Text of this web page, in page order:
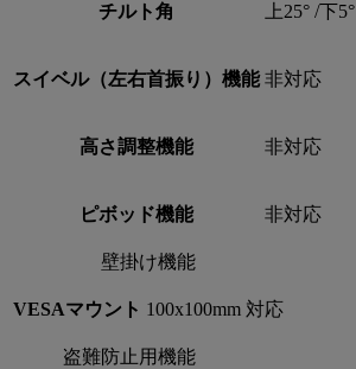
チルト角 上25° /下5°
スイベル（左右首振り）機能 非対応
高さ調整機能 非対応
ピボッド機能 非対応
壁掛け機能
VESAマウント 100x100mm 対応
盗難防止用機能